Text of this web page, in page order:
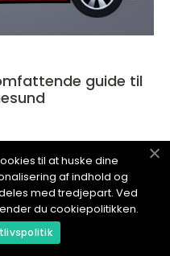
guide til
no
til at huske dine
af indhold og
med tredjepart. Ved
du cookiepolitikken.